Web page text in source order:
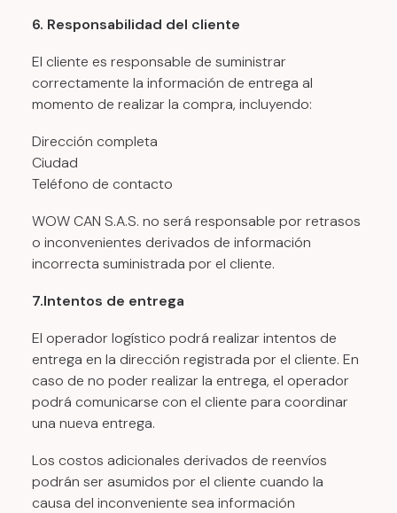
6. Responsabilidad del cliente
El cliente es responsable de suministrar
correctamente la información de entrega al
momento de realizar la compra, incluyendo:
Dirección completa
Ciudad
Teléfono de contacto
WOW CAN S.A.S. no será responsable por retrasos
o inconvenientes derivados de información
incorrecta suministrada por el cliente.
7.Intentos de entrega
El operador logístico podrá realizar intentos de
entrega en la dirección registrada por el cliente. En
caso de no poder realizar la entrega, el operador
podrá comunicarse con el cliente para coordinar
una nueva entrega.
Los costos adicionales derivados de reenvíos
podrán ser asumidos por el cliente cuando la
causa del inconveniente sea información